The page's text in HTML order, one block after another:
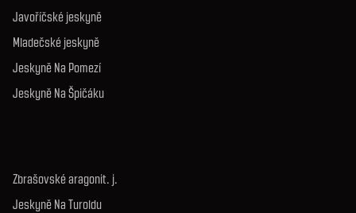
Javoříčské jeskyně
Mladečské jeskyně
Jeskyně Na Pomezí
Jeskyně Na Špičáku
Zbrašovské aragonit. j.
Jeskyně Na Turoldu